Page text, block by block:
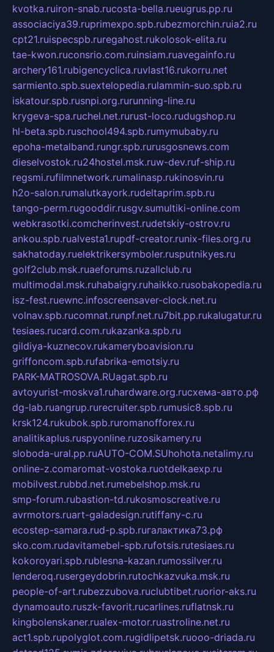
kvotka.ruiron-snab.rucosta-bella.rueugrus.pp.ru
associaciya39.ruprimexpo.spb.rubezmorchin.ruia2.ru
cpt21.ruispecspb.ruregahost.rukolosok-elita.ru
tae-kwon.ruconsrio.com.ruinsiam.ruavegainfo.ru
archery161.rubigencyclica.ruvlast16.rukorru.net
sarmiento.spb.suextelopedia.rulammin-suo.spb.ru
iskatour.spb.rusnpi.org.rurunning-line.ru
krygeva-spa.ruchel.net.rurust-loco.rudugshop.ru
hl-beta.spb.ruschool494.spb.rumymubaby.ru
epoha-metalband.rungr.spb.rurusgosnews.com
dieselvostok.ru24hostel.msk.ruw-dev.ruf-ship.ru
regsmi.rufilmnetwork.rumalinasp.rukinosvin.ru
h2o-salon.rumalutkayork.rudeltaprim.spb.ru
tango-perm.rugooddir.rusgv.sumultiki-online.com
webkrasotki.comcherinvest.rudetskiy-ostrov.ru
ankou.spb.rualvesta1.rupdf-creator.runix-files.org.ru
sakhatoday.ruelektrikersymboler.rusputnikyes.ru
golf2club.msk.ruaeforums.ruzallclub.ru
multimodal.msk.ruhabaigry.ruhaikko.rusobakopedia.ru
isz-fest.ruewnc.infoscreensaver-clock.net.ru
volnav.spb.rucomnat.runpf.net.ru7bit.pp.rukalugatur.ru
tesiaes.rucard.com.rukazanka.spb.ru
gildiya-kuznecov.rukameryboavision.ru
griffoncom.spb.rufabrika-emotsiy.ru
PARK-MATROSOVA.RUagat.spb.ru
avtoyurist-moskva1.ruhardware.org.ruсхема-авто.рф
dg-lab.ruangrup.rurecruiter.spb.rumusic8.spb.ru
krsk124.rukubok.spb.ruromanofforex.ru
analitikaplus.ruspyonline.ruzosikamery.ru
sloboda-ural.pp.ruAUTO-COM.SUhohota.netalimy.ru
online-z.comaromat-vostoka.ruotdelkaexp.ru
mobilvest.rubbd.net.rumebelshop.msk.ru
smp-forum.rubastion-td.rukosmoscreative.ru
avrmotors.ruart-galadesign.rutiffany-c.ru
ecostep-samara.rud-p.spb.ruгалактика73.рф
sko.com.rudavitamebel-spb.rufotsis.rutesiaes.ru
kokoroyari.spb.rublesna-kazan.rumossilver.ru
lenderoq.rusergeydobrin.rutochkazvuka.msk.ru
people-of-art.rubezzubova.ruclubtibet.ruorior-aks.ru
dynamoauto.ruszk-favorit.rucarlines.ruflatnsk.ru
kingbolenskaner.rualex-motor.ruastroline.net.ru
act1.spb.rupolyglot.com.rugidlipetsk.ruooo-driada.ru